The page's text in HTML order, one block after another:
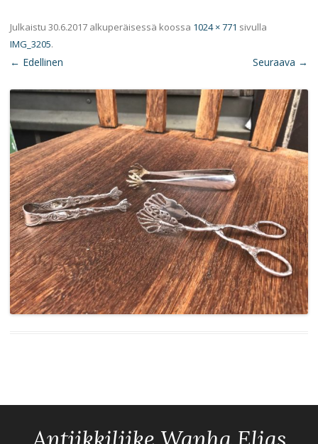
Julkaistu 30.6.2017 alkuperäisessä koossa 1024 × 771 sivulla
IMG_3205.
← Edellinen Seuraava →